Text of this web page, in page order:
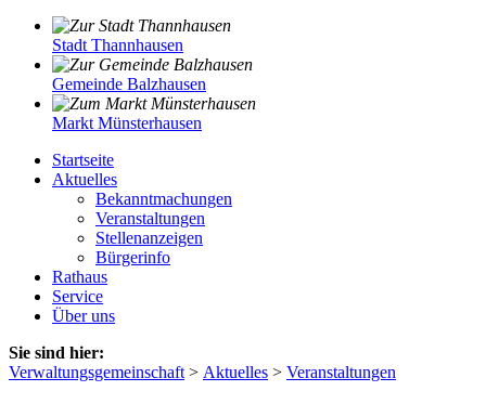
Stadt Thannhausen
Gemeinde Balzhausen
Markt Münsterhausen
Startseite
Aktuelles
Bekanntmachungen
Veranstaltungen
Stellenanzeigen
Bürgerinfo
Rathaus
Service
Über uns
Sie sind hier:
Verwaltungsgemeinschaft > Aktuelles > Veranstaltungen